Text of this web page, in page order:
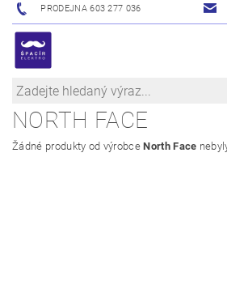
PRODEJNA 603 277 036
NORTH FACE
Žádné produkty od výrobceNorth Face